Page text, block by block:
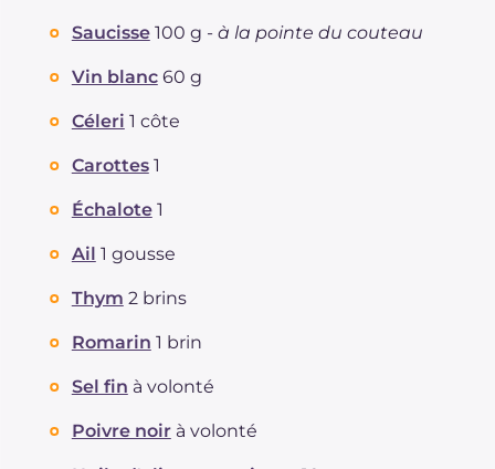
Saucisse 100 g - à la pointe du couteau
Vin blanc 60 g
Céleri 1 côte
Carottes 1
Échalote 1
Ail 1 gousse
Thym 2 brins
Romarin 1 brin
Sel fin à volonté
Poivre noir à volonté